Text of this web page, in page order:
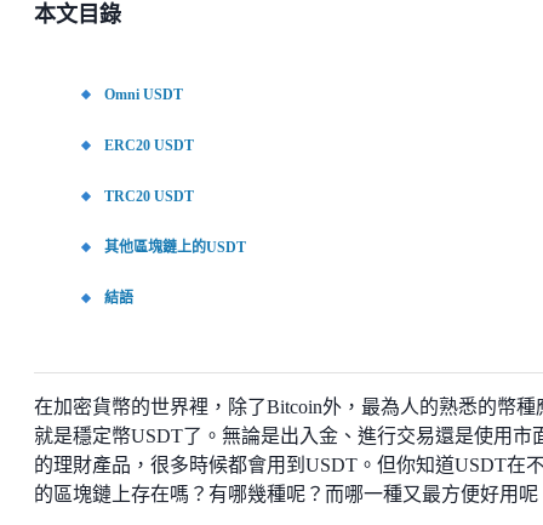
本文目錄
Omni USDT
ERC20 USDT
TRC20 USDT
其他區塊鏈上的USDT
結語
在加密貨幣的世界裡，除了Bitcoin外，最為人的熟悉的幣種
就是穩定幣USDT了。無論是出入金、進行交易還是使用市
的理財產品，很多時候都會用到USDT。但你知道USDT在
的區塊鏈上存在嗎？有哪幾種呢？而哪一種又最方便好用呢